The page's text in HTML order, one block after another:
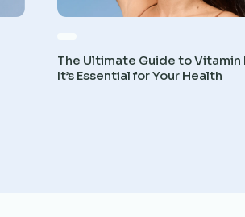
The Ultimate Guide to Vitamin
It’s Essential for Your Health